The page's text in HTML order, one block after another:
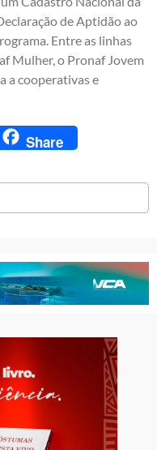
de Aptidão ao
Entre as linhas
Mulher, o Pronaf Jovem
a cooperativas e
Share